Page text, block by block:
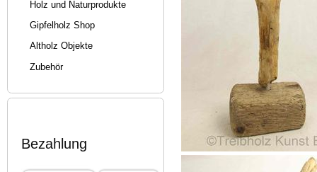
Holz und Naturprodukte
Gipfelholz Shop
Altholz Objekte
Zubehör
Bezahlung